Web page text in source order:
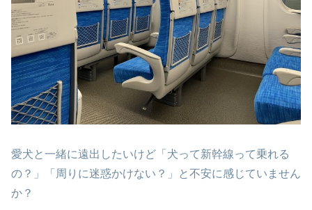
愛犬と一緒に遠出したいけど「犬って新幹線って乗れる
の？」「周りに迷惑かけない？」と不安に感じていません
か？